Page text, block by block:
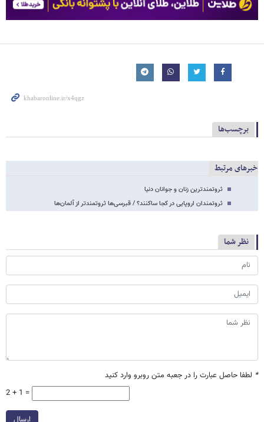
برچسب‌ها
خبرهای مرتبط
ثروتمندترین زنان و جوانان دنیا
ثروتمندان اروپایی در کجا ساکنند؟ / قبرسی‌ها ثروتمندتر از آلمان‌ها
نظر شما
* لطفا حاصل عبارت را در جعبه متن روبرو وارد کنید
2 + 1 =
ارسال